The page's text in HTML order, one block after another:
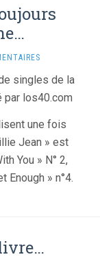
singles de la
par los40.com
une fois
Jean » est
You » N° 2,
Enough » n°4.